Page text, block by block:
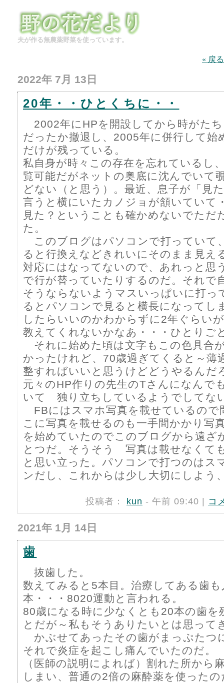
夫が作る無農薬野菜を使っています。
« 戻る
2022年 7月 13日
20年・・ひとくちに・・
2002年にHPを開設してから時がたち
だったか撤退し、2005年に併行して始
だけが残っている。
私自身が時々この存在を忘れているし
覧可能だがネットの奥底に沈んでいて
どない（と思う）。最近、息子が「見
言うと横にいたカノジョが頷いていて
見た？ということも確かめないでただ
た。
このブログはパソコンで打っていて
ると行換えなどきれいにそのまま見え
対応にはなってないので、あれっと思
で行が替っていたりするのだ。それで
そうならないようマスいっぱいに打っ
るとパソコンで見ると横長になってし
したらいいのかわからずに2年ぐらい
教えてくれないかなあ・・・ひとりご
それに始めた頃は文字もこの色具合
かったけれど、70歳過ぎてくると～薄
整すればいいと思うけどどうやるんだ
元々のHP作りの先生のTさんになんで
いて 独り立ちしているようでしてな
FBにはスマホ写真を載せているので
こに写真を載せるのも一手間かかり写
を始めていたのでこのブログから遠ざ
とつだ。そうそう 写真は載せなくて
と思い立った。パソコンで打つのはス
ンだし、これからは少し大切にしよう
投稿者： kun - 午前 09:40 | コ
2021年 1月 14日
歯
抜歯した。
数えてみると5本目。治療してある歯
本・・・8020運動と言われる。
80歳になる時に少なくとも20本の歯を
とだが～私もそうありたいとは思って
かぶせてあったその歯がまっぷたつ
それで炎症を起こし痛んでいたのだ。
（医師の説明によれば）割れた所から
しまい、普通の2倍の麻酔薬を使った